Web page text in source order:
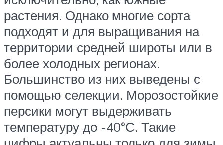
растения. Однако многие сорта
подходят и для выращивания на
территории средней широты или в
более холодных регионах.
Большинство из них выведены с
помощью селекции. Морозостойкие
персики могут выдерживать
температуру до -40°С. Такие